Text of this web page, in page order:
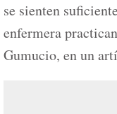
se sienten
enfermera
Gumucio, en un